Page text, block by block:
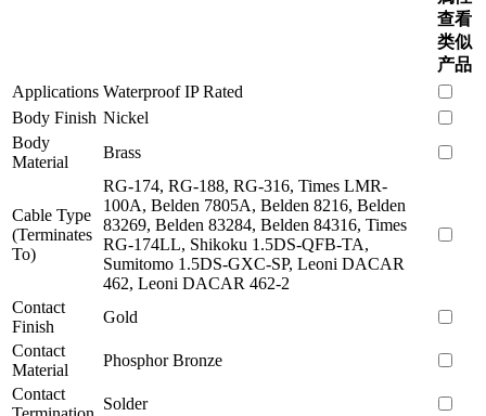
查看
类似
产品
Applications Waterproof IP Rated
Body Finish Nickel
Body
Material
Brass
Cable Type
(Terminates
To)
RG-174, RG-188, RG-316, Times LMR-
100A, Belden 7805A, Belden 8216, Belden
83269, Belden 83284, Belden 84316, Times
RG-174LL, Shikoku 1.5DS-QFB-TA,
Sumitomo 1.5DS-GXC-SP, Leoni DACAR
462, Leoni DACAR 462-2
Contact
Finish
Gold
Contact
Material
Phosphor Bronze
Contact
Solder